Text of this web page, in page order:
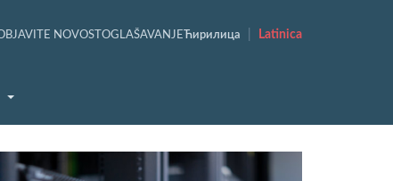
NOVOST OGLAŠAVANJE Ћирилица Latinica